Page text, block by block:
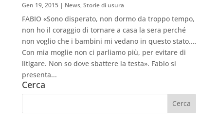
Gen 19, 2015| News,Storie di usura
FABIO «Sono disperato, non dormo da troppo tempo,
non ho il coraggio di tornare a casa la sera perché
non voglio che i bambini mi vedano in questo stato.…
Con mia moglie non ci parliamo più, per evitare di
litigare. Non so dove sbattere la testa». Fabio si
presenta...
Cerca